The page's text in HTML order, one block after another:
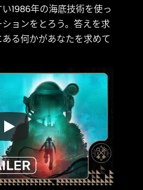
1986年の海底技術を使っ
ョンをとろう。答えを求
る何かがあなたを求めて